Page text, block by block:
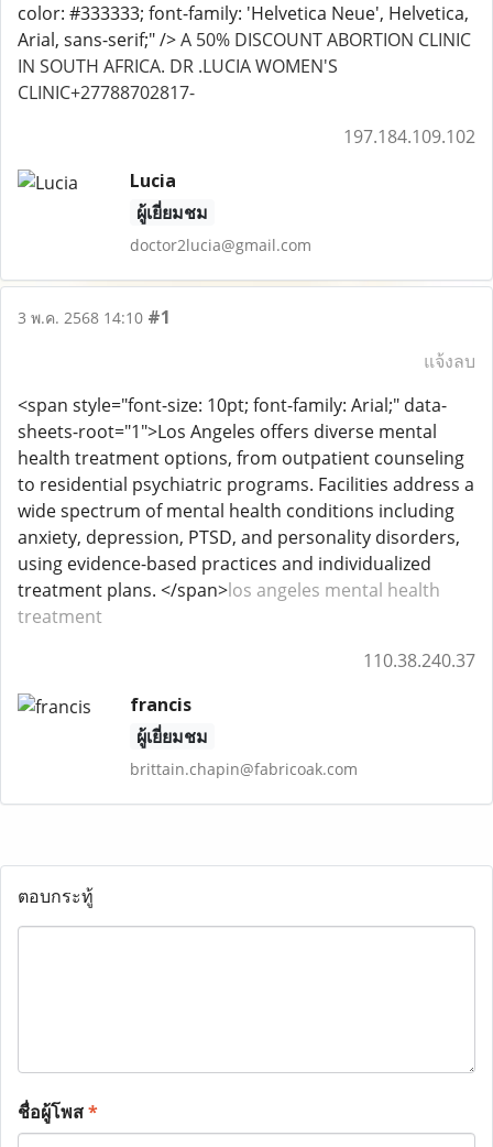
color: #333333; font-family: 'Helvetica Neue', Helvetica,
Arial, sans-serif;" />A 50% DISCOUNT ABORTION CLINIC
IN SOUTH AFRICA. DR .LUCIA WOMEN'S
CLINIC+27788702817-
197.184.109.102
Lucia
ผู้เยี่ยมชม
doctor2lucia@gmail.com
3 พ.ค. 2568 14:10 #1
แจ้งลบ
<span style="font-size: 10pt; font-family: Arial;" data-
sheets-root="1">Los Angeles offers diverse mental
health treatment options, from outpatient counseling
to residential psychiatric programs. Facilities address a
wide spectrum of mental health conditions including
anxiety, depression, PTSD, and personality disorders,
using evidence-based practices and individualized
treatment plans. </span>los angeles mental health
treatment
110.38.240.37
francis
ผู้เยี่ยมชม
brittain.chapin@fabricoak.com
ตอบกระทู้
ชื่อผู้โพส*